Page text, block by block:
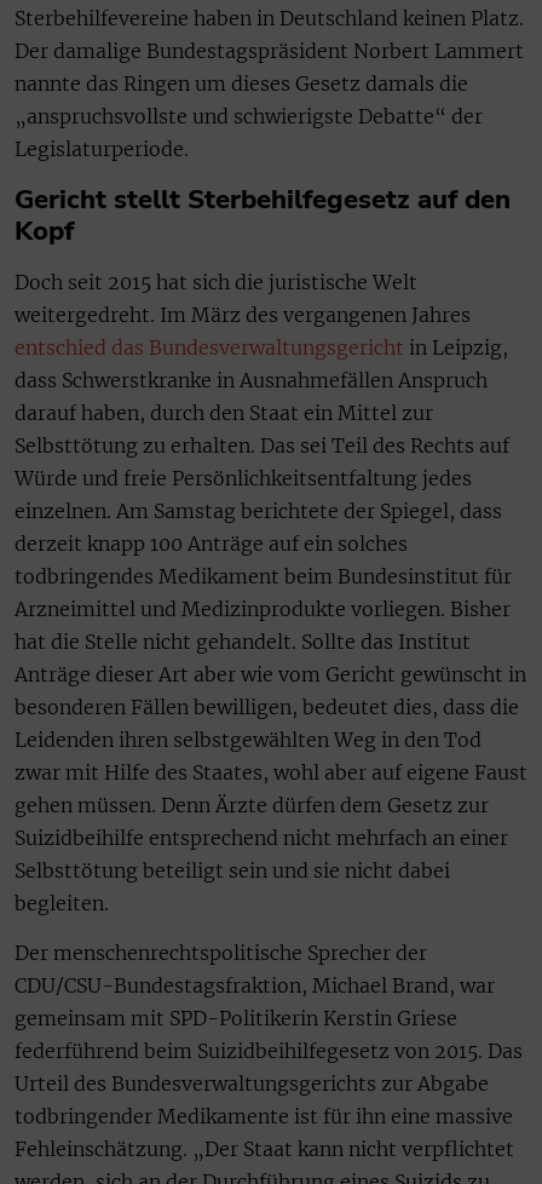
Sterbehilfevereine haben in Deutschland keinen Platz.
Der damalige Bundestagspräsident Norbert Lammert
nannte das Ringen um dieses Gesetz damals die
„anspruchsvollste und schwierigste Debatte“ der
Legislaturperiode.
Gericht stellt Sterbehilfegesetz auf den
Kopf
Doch seit 2015 hat sich die juristische Welt
weitergedreht. Im März des vergangenen Jahres
entschied das Bundesverwaltungsgericht in Leipzig,
dass Schwerstkranke in Ausnahmefällen Anspruch
darauf haben, durch den Staat ein Mittel zur
Selbsttötung zu erhalten. Das sei Teil des Rechts auf
Würde und freie Persönlichkeitsentfaltung jedes
einzelnen. Am Samstag berichtete der Spiegel, dass
derzeit knapp 100 Anträge auf ein solches
todbringendes Medikament beim Bundesinstitut für
Arzneimittel und Medizinprodukte vorliegen. Bisher
hat die Stelle nicht gehandelt. Sollte das Institut
Anträge dieser Art aber wie vom Gericht gewünscht in
besonderen Fällen bewilligen, bedeutet dies, dass die
Leidenden ihren selbstgewählten Weg in den Tod
zwar mit Hilfe des Staates, wohl aber auf eigene Faust
gehen müssen. Denn Ärzte dürfen dem Gesetz zur
Suizidbeihilfe entsprechend nicht mehrfach an einer
Selbsttötung beteiligt sein und sie nicht dabei
begleiten.
Der menschenrechtspolitische Sprecher der
CDU/CSU-Bundestagsfraktion, Michael Brand, war
gemeinsam mit SPD-Politikerin Kerstin Griese
federführend beim Suizidbeihilfegesetz von 2015. Das
Urteil des Bundesverwaltungsgerichts zur Abgabe
todbringender Medikamente ist für ihn eine massive
Fehleinschätzung. „Der Staat kann nicht verpflichtet